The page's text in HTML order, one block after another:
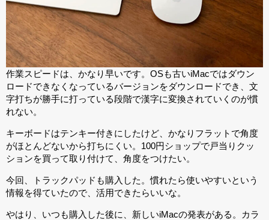
作業スピードは、かなり早いです。OSも古いiMacではダウン
ロードできなくなっているバージョンをダウンロードでき、文
字打ちが勝手に打っている段階で漢字に変換されていくのが慣
れない。
キーボードはテンキー付きにしたけど、かなりフラットで角度
がほとんどないから打ちにくい。100円ショップで戸当りクッ
ションを買って取り付けて、角度をつけたい。
今回、トラックパッドも購入した。慣れたら使いやすいという
情報を得ていたので、活用できたらいいな。
やはり、いつも購入した後に、新しいiMacの発表がある。カラ